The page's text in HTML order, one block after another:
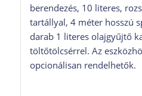
berendezés, 10 literes,
tartállyal, 4 méter hosszú
darab 1 literes olajgyűjtő
töltőtölcsérrel. Az
opcionálisan rendelhetők.